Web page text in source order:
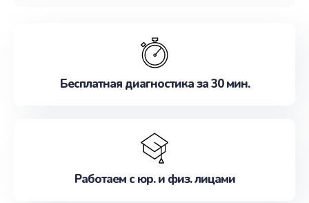
Бесплатная диагностика за 30 мин.
Работаем с юр. и физ. лицами